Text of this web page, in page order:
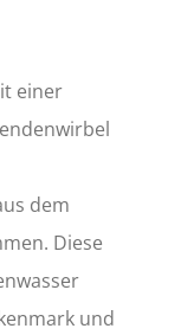
einer
dem
Diese
und